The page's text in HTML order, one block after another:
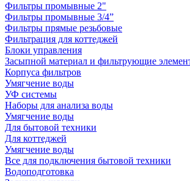
Фильтры промывные 2"
Фильтры промывные 3/4”
Фильтры прямые резьбовые
Фильтрация для коттеджей
Блоки управления
Засыпной материал и фильтрующие
Корпуса фильтров
Умягчение воды
УФ системы
Наборы для анализа воды
Умягчение воды
Для бытовой техники
Для коттеджей
Умягчение воды
Все для подключения бытовой техники
Водоподготовка